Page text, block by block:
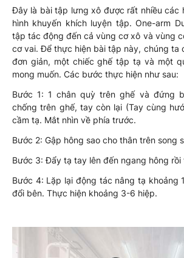
Đây là bài tập lưng xô được rất nhiều các
hình khuyến khích luyện tập. One-arm
tập tác động đến cả vùng cơ xô và vùng
cơ vai. Để thực hiện bài tập này, chúng ta
đơn giản, một chiếc ghế tập tạ và một
mong muốn. Các bước thực hiện như sau:
Bước 1: 1 chân quỳ trên ghế và đứng
chống trên ghế, tay còn lại (Tay cùng
cầm tạ. Mắt nhìn về phía trước.
Bước 2: Gập hông sao cho thân trên song
Bước 3: Đẩy tạ tay lên đến ngang hông
Bước 4: Lặp lại động tác nâng tạ khoảng
đổi bên. Thực hiện khoảng 3-6 hiệp.